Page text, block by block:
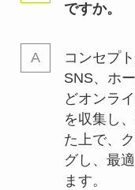
ですか。
コンセプ
SNS、ホ
どオンラ
を収集し
た上で、
グし、最
ます。